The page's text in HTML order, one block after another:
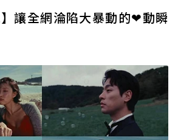
】讓全網淪陷大暴動的❤動瞬